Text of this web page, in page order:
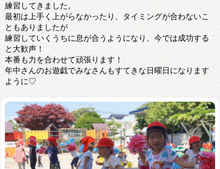
練習してきました。
最初は上手く上がらなかったり、タイミングが合わないこ
ともありましたが
練習していくうちに息が合うようになり、今では成功する
と大歓声！
本番も力を合わせて頑張ります！
年中さんのお遊戯でみなさんもすてきな日曜日になります
ように♡